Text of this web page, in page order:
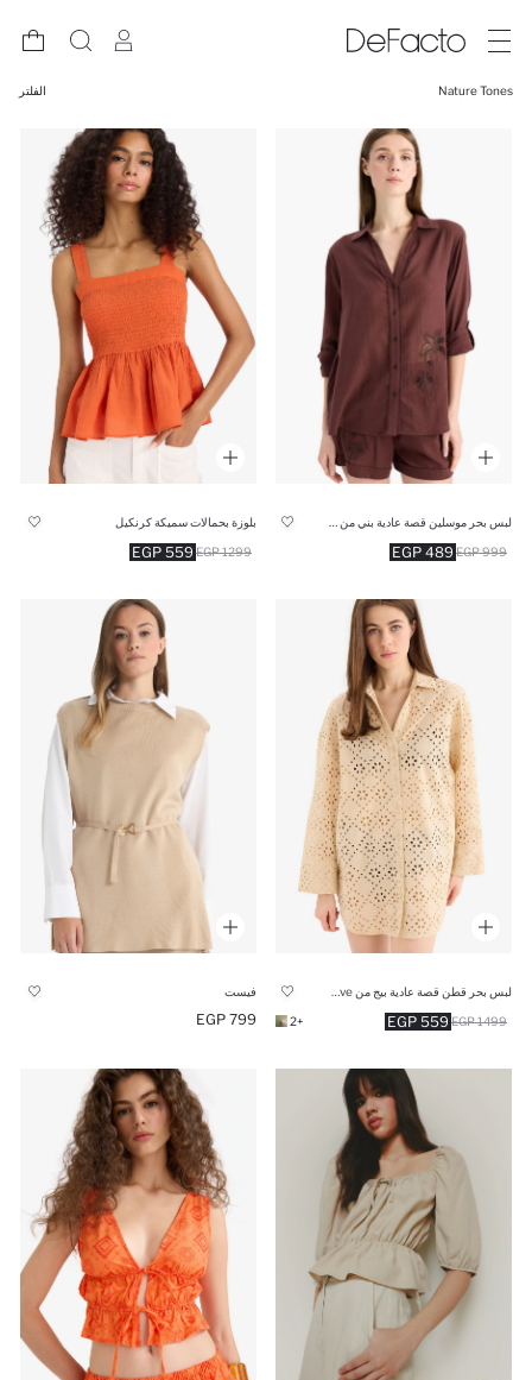
Nature Tones الفلتر
489 EGP 999 EGP
بلوزة بحمالات سميكة كرنكيل
559 EGP 1299 EGP
559 EGP 1499 EGP
+2
فيست
799 EGP